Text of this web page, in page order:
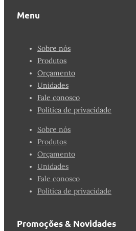
Menu
Sobre nós
Produtos
Orçamento
Unidades
Fale conosco
Política de privacidade
Sobre nós
Produtos
Orçamento
Unidades
Fale conosco
Política de privacidade
Promoções & Novidades